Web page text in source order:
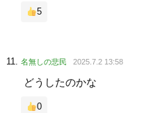
5
名無しの悲民 2025.7.2 13:58
どうしたのかな
0